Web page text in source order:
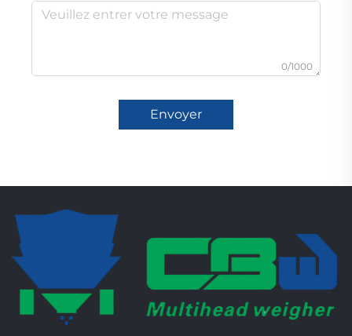
0/1000
Envoyer